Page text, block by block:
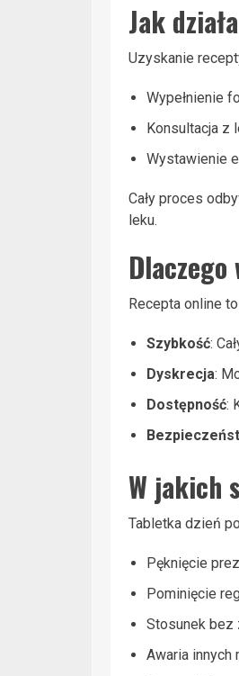
Jak
Uzyskanie
Wypełnienie
Konsultacja z
Wystawienie
Cały proces
leku.
Recepta online
Szybkość:
Dyskrecja:
Dostępność:
W jakich
Tabletka dzień
Pęknięcie
Pominięcie
Stosunek bez
Awaria innych